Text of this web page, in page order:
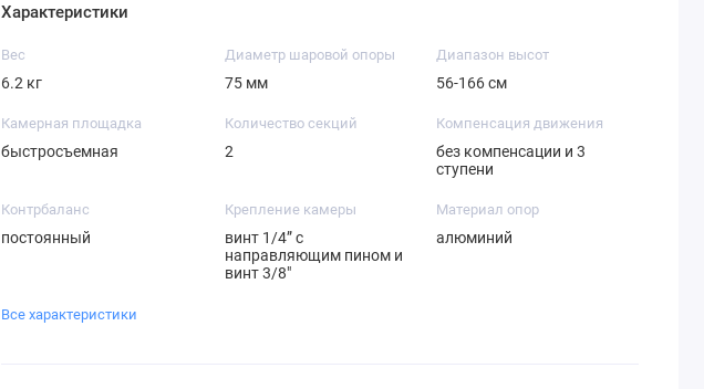
Характеристики
Вес
6.2 кг
Диаметр шаровой опоры
75 мм
Диапазон высот
56-166 см
Камерная площадка
быстросъемная
Количество секций
2
Компенсация движения
без компенсации и 3
ступени
Контрбаланс
постоянный
Крепление камеры
винт 1/4” с
направляющим пином и
винт 3/8"
Материал опор
алюминий
Все характеристики